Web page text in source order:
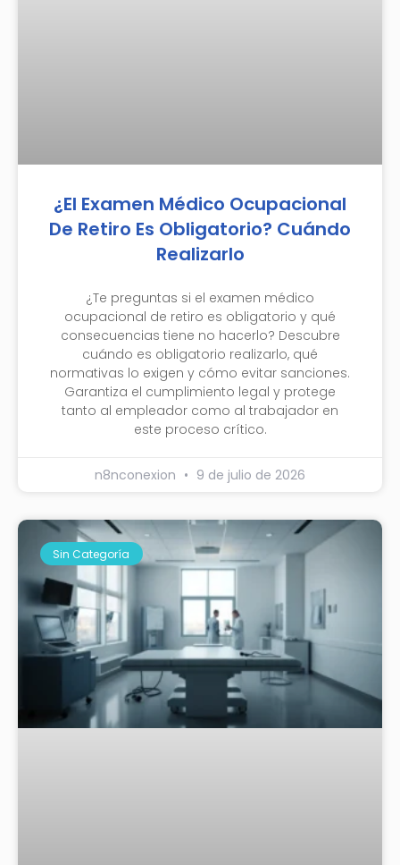
¿El Examen Médico Ocupacional
De Retiro Es Obligatorio? Cuándo
Realizarlo
¿Te preguntas si el examen médico
ocupacional de retiro es obligatorio y qué
consecuencias tiene no hacerlo? Descubre
cuándo es obligatorio realizarlo, qué
normativas lo exigen y cómo evitar sanciones.
Garantiza el cumplimiento legal y protege
tanto al empleador como al trabajador en
este proceso crítico.
n8nconexion 9 de julio de 2026
Sin Categoría